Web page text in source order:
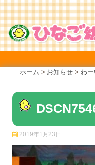
Skip
to
content
ホーム > お知らせ > わー
2019年1月23日